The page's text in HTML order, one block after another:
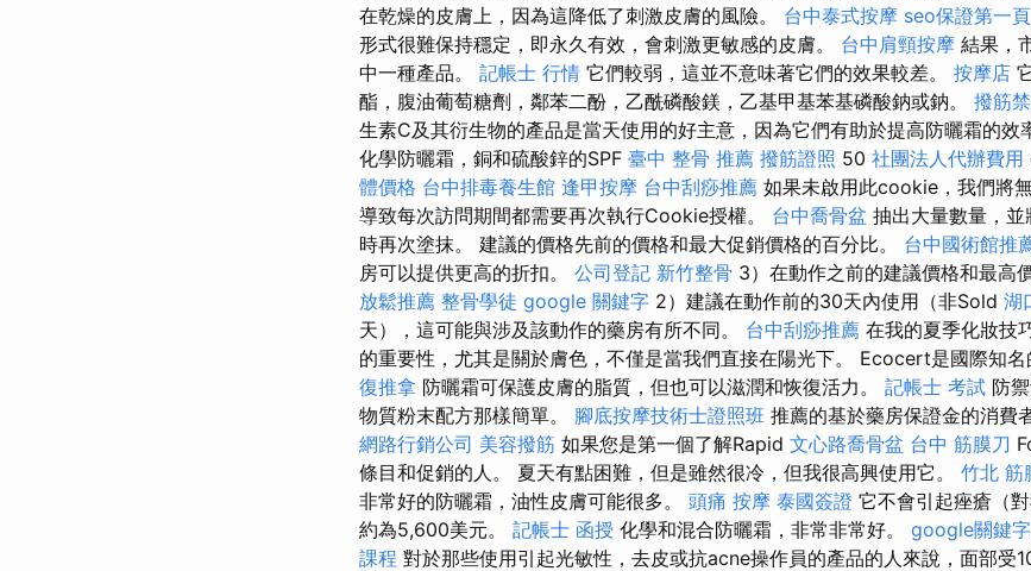
在乾燥的皮膚上，因為這降低了刺激皮膚的風險。 台中泰式按摩 seo保證第一頁
形式很難保持穩定，即永久有效，會刺激更敏感的皮膚。 台中肩頸按摩 結果，
中一種產品。 記帳士 行情 它們較弱，這並不意味著它們的效果較差。 按摩店
酯，腹油葡萄糖劑，鄰苯二酚，乙酰磷酸鎂，乙基甲基苯基磷酸鈉或鈉。 撥筋
生素C及其衍生物的產品是當天使用的好主意，因為它們有助於提高防曬霜的效
化學防曬霜，銅和硫酸鋅的SPF 臺中 整骨 推薦 撥筋證照 50 社團法人代辦費用
體價格 台中排毒養生館 逢甲按摩 台中刮痧推薦 如果未啟用此cookie，我們將
導致每次訪問期間都需要再次執行Cookie授權。 台中喬骨盆 抽出大量數量，
時再次塗抹。 建議的價格先前的價格和最大促銷價格的百分比。 台中國術館推
房可以提供更高的折扣。 公司登記 新竹整骨 3）在動作之前的建議價格和最高
放鬆推薦 整骨學徒 google 關鍵字 2）建議在動作前的30天內使用（非Sold 湖
天），這可能與涉及該動作的藥房有所不同。 台中刮痧推薦 在我的夏季化妝技
的重要性，尤其是關於膚色，不僅是當我們直接在陽光下。 Ecocert是國際知名
復推拿 防曬霜可保護皮膚的脂質，但也可以滋潤和恢復活力。 記帳士 考試 防
物質粉末配方那樣簡單。 腳底按摩技術士證照班 推薦的基於藥房保證金的消費
網路行銷公司 美容撥筋 如果您是第一個了解Rapid 文心路喬骨盆 台中 筋膜刀
條目和促銷的人。 夏天有點困難，但是雖然很冷，但我很高興使用它。 竹北 筋
非常好的防曬霜，油性皮膚可能很多。 頭痛 按摩 泰國簽證 它不會引起痤瘡（
約為5,600美元。 記帳士 函授 化學和混合防曬霜，非常非常好。 google關鍵
課程 對於那些使用引起光敏性，去皮或抗acne操作員的產品的人來說，面部受